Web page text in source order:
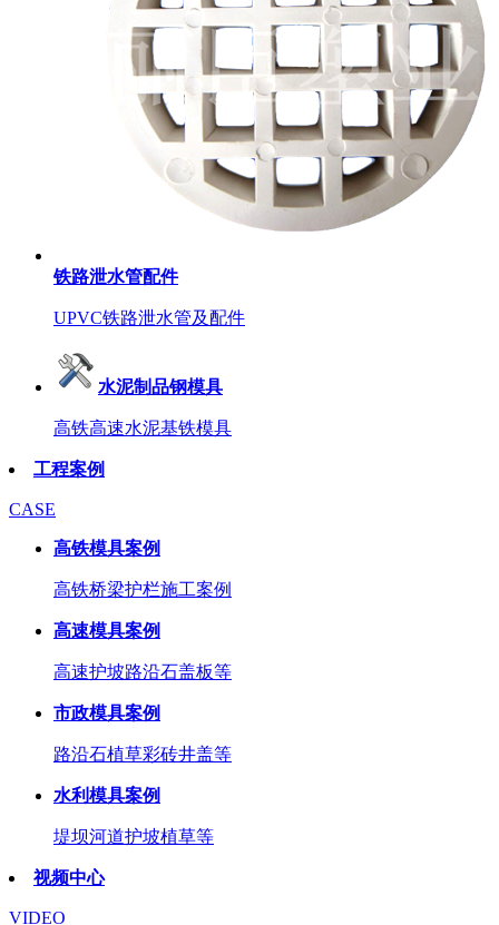
铁路泄水管配件
UPVC铁路泄水管及配件
水泥制品钢模具
高铁高速水泥基铁模具
工程案例
CASE
高铁模具案例
高铁桥梁护栏施工案例
高速模具案例
高速护坡路沿石盖板等
市政模具案例
路沿石植草彩砖井盖等
水利模具案例
堤坝河道护坡植草等
视频中心
VIDEO